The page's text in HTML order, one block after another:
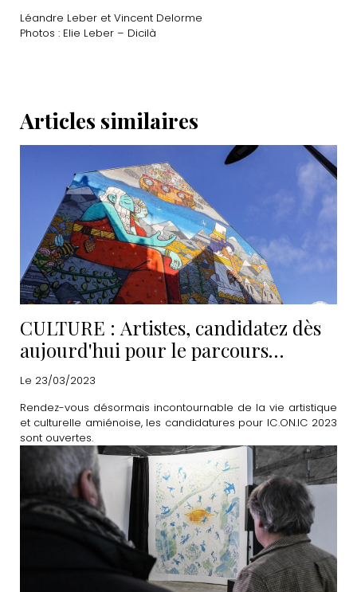
Léandre Leber et Vincent Delorme
Photos : Elie Leber – Dicilà
Articles similaires
CULTURE : Artistes, candidatez dès
aujourd'hui pour le parcours
IC.ON.IC 2023
Le 23/03/2023
Rendez-vous désormais incontournable de la vie artistique
et culturelle amiénoise, les candidatures pour IC.ON.IC 2023
sont ouvertes.